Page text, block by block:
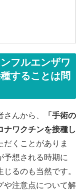
フルエンザワ
することは問
んから、
「手術の
ナワクチンを接種し
だくことがありま
予想される時期に
るのも当然です。
や注意点について解